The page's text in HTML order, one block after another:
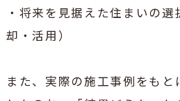
・将来を見据えた住まいの
却・活用）
また、実際の施工事例をもと